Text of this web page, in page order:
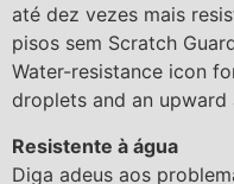
até dez vezes mais
pisos sem Scratch
Water-resistance icon
droplets and an upward
Resistente à água
Diga adeus aos